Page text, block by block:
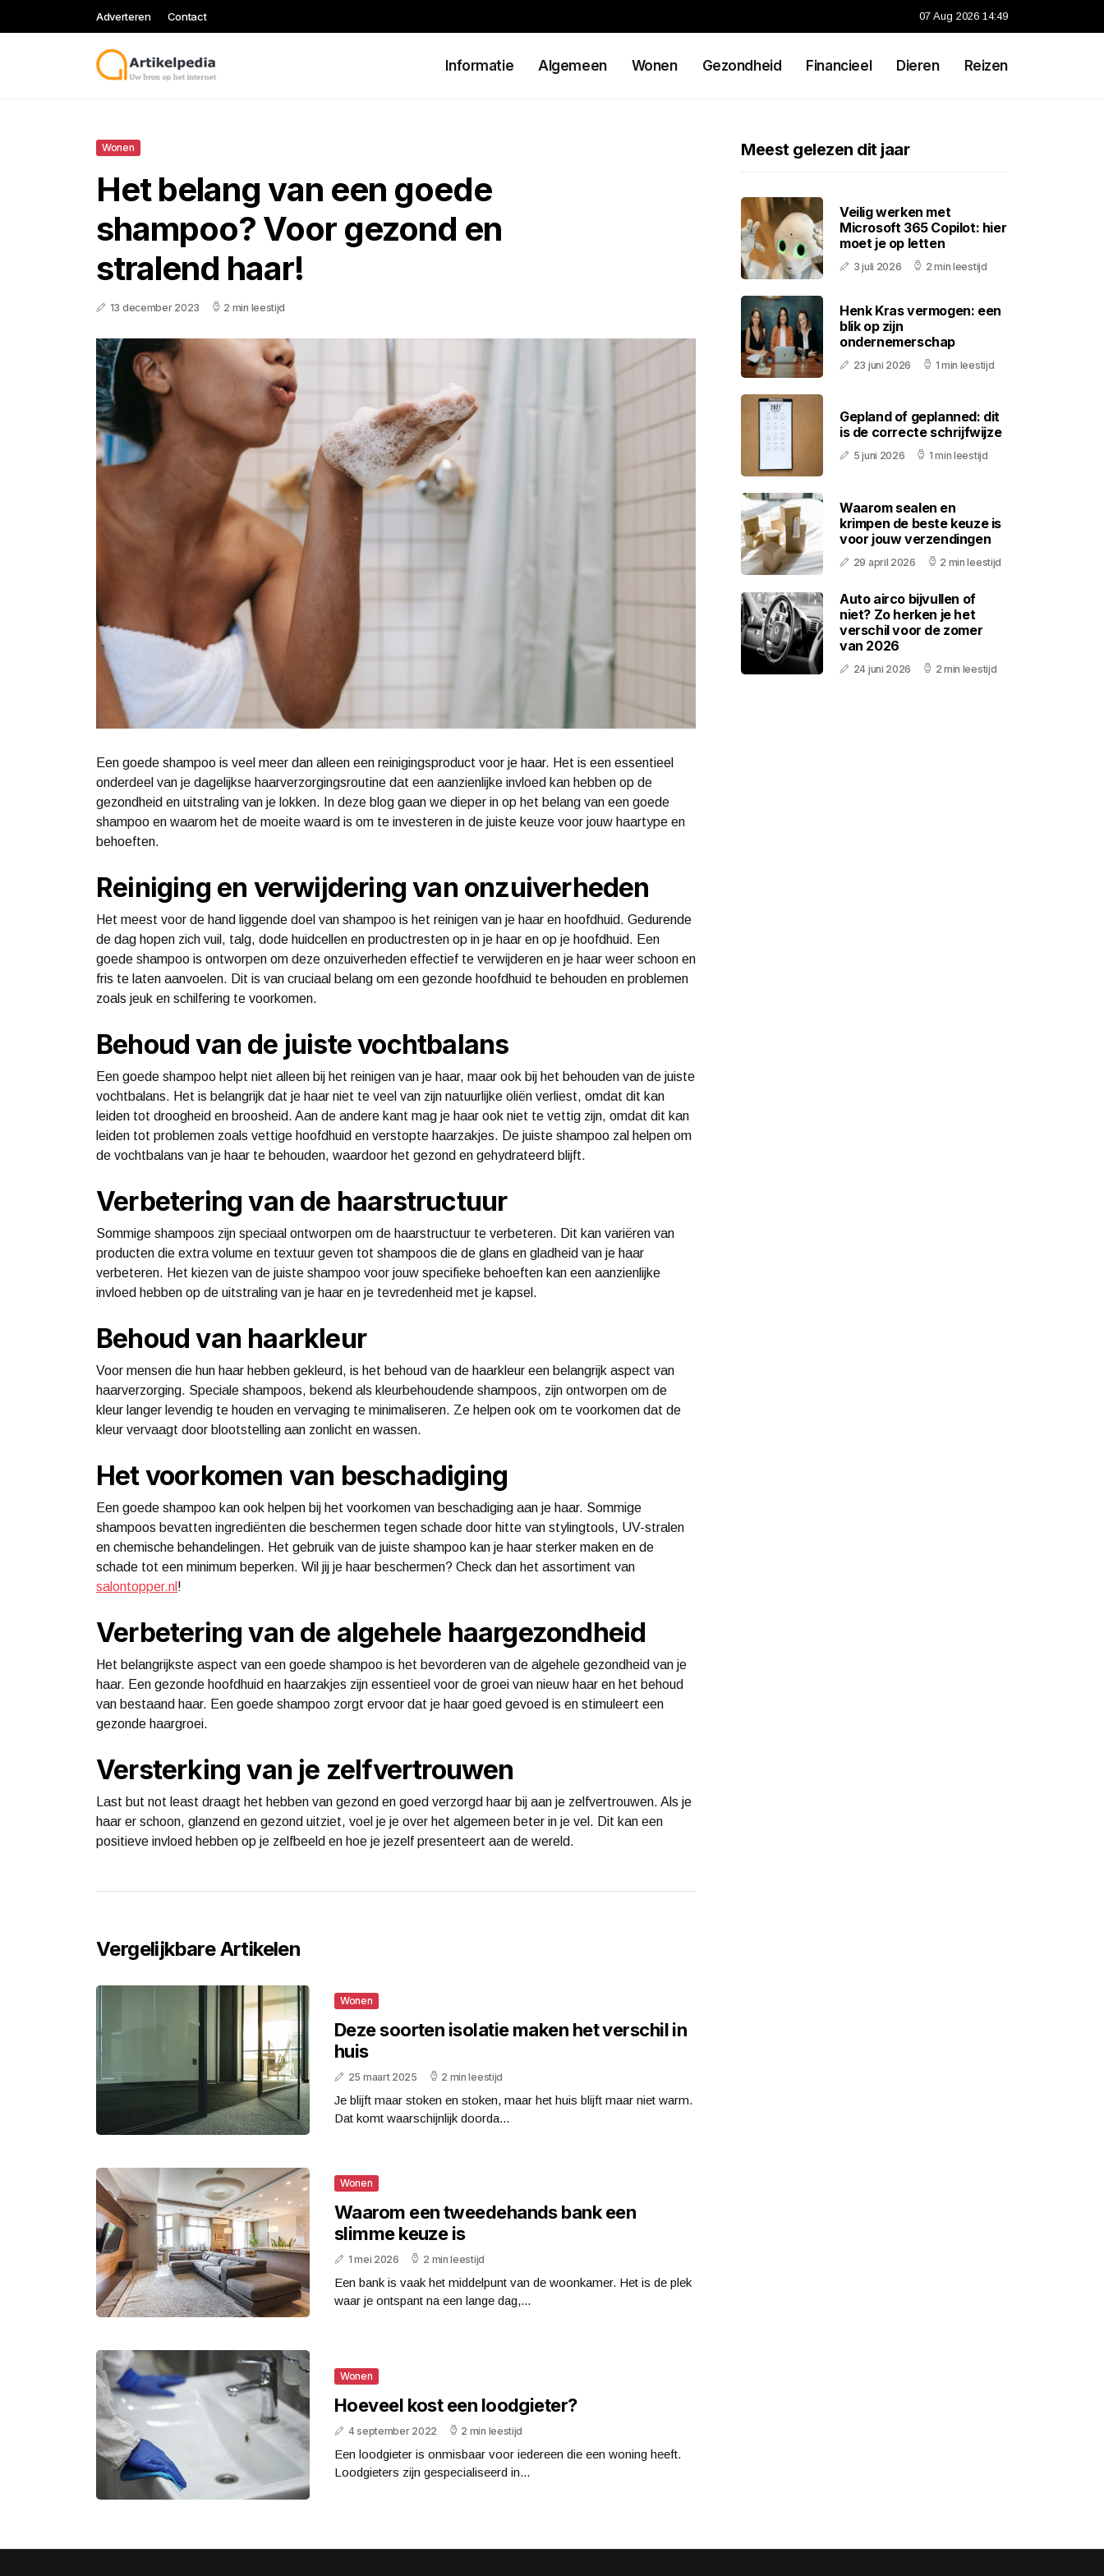
Adverteren Contact 07 Aug 2026 14:49
Informatie Algemeen Wonen Gezondheid Financieel Dieren Reizen
Wonen
Het belang van een goede
shampoo? Voor gezond en
stralend haar!
13 december 2023 2 min leestijd
Een goede shampoo is veel meer dan alleen een reinigingsproduct voor je haar. Het is een essentieel
onderdeel van je dagelijkse haarverzorgingsroutine dat een aanzienlijke invloed kan hebben op de
gezondheid en uitstraling van je lokken. In deze blog gaan we dieper in op het belang van een goede
shampoo en waarom het de moeite waard is om te investeren in de juiste keuze voor jouw haartype en
behoeften.
Reiniging en verwijdering van onzuiverheden
Het meest voor de hand liggende doel van shampoo is het reinigen van je haar en hoofdhuid. Gedurende
de dag hopen zich vuil, talg, dode huidcellen en productresten op in je haar en op je hoofdhuid. Een
goede shampoo is ontworpen om deze onzuiverheden effectief te verwijderen en je haar weer schoon en
fris te laten aanvoelen. Dit is van cruciaal belang om een gezonde hoofdhuid te behouden en problemen
zoals jeuk en schilfering te voorkomen.
Behoud van de juiste vochtbalans
Een goede shampoo helpt niet alleen bij het reinigen van je haar, maar ook bij het behouden van de juiste
vochtbalans. Het is belangrijk dat je haar niet te veel van zijn natuurlijke oliën verliest, omdat dit kan
leiden tot droogheid en broosheid. Aan de andere kant mag je haar ook niet te vettig zijn, omdat dit kan
leiden tot problemen zoals vettige hoofdhuid en verstopte haarzakjes. De juiste shampoo zal helpen om
de vochtbalans van je haar te behouden, waardoor het gezond en gehydrateerd blijft.
Verbetering van de haarstructuur
Sommige shampoos zijn speciaal ontworpen om de haarstructuur te verbeteren. Dit kan variëren van
producten die extra volume en textuur geven tot shampoos die de glans en gladheid van je haar
verbeteren. Het kiezen van de juiste shampoo voor jouw specifieke behoeften kan een aanzienlijke
invloed hebben op de uitstraling van je haar en je tevredenheid met je kapsel.
Behoud van haarkleur
Voor mensen die hun haar hebben gekleurd, is het behoud van de haarkleur een belangrijk aspect van
haarverzorging. Speciale shampoos, bekend als kleurbehoudende shampoos, zijn ontworpen om de
kleur langer levendig te houden en vervaging te minimaliseren. Ze helpen ook om te voorkomen dat de
kleur vervaagt door blootstelling aan zonlicht en wassen.
Het voorkomen van beschadiging
Een goede shampoo kan ook helpen bij het voorkomen van beschadiging aan je haar. Sommige
shampoos bevatten ingrediënten die beschermen tegen schade door hitte van stylingtools, UV-stralen
en chemische behandelingen. Het gebruik van de juiste shampoo kan je haar sterker maken en de
schade tot een minimum beperken. Wil jij je haar beschermen? Check dan het assortiment van
salontopper.nl !
Verbetering van de algehele haargezondheid
Het belangrijkste aspect van een goede shampoo is het bevorderen van de algehele gezondheid van je
haar. Een gezonde hoofdhuid en haarzakjes zijn essentieel voor de groei van nieuw haar en het behoud
van bestaand haar. Een goede shampoo zorgt ervoor dat je haar goed gevoed is en stimuleert een
gezonde haargroei.
Versterking van je zelfvertrouwen
Last but not least draagt het hebben van gezond en goed verzorgd haar bij aan je zelfvertrouwen. Als je
haar er schoon, glanzend en gezond uitziet, voel je je over het algemeen beter in je vel. Dit kan een
positieve invloed hebben op je zelfbeeld en hoe je jezelf presenteert aan de wereld.
Vergelijkbare Artikelen
Wonen
Deze soorten isolatie maken het verschil in
huis
25 maart 2025 2 min leestijd
Je blijft maar stoken en stoken, maar het huis blijft maar niet warm.
Dat komt waarschijnlijk doorda...
Wonen
Waarom een tweedehands bank een
slimme keuze is
1 mei 2026 2 min leestijd
Een bank is vaak het middelpunt van de woonkamer. Het is de plek
waar je ontspant na een lange dag,...
Wonen
Hoeveel kost een loodgieter?
4 september 2022 2 min leestijd
Een loodgieter is onmisbaar voor iedereen die een woning heeft.
Loodgieters zijn gespecialiseerd in...
Meest gelezen dit jaar
Veilig werken met
Microsoft 365 Copilot: hier
moet je op letten
3 juli 2026 2 min leestijd
Henk Kras vermogen: een
blik op zijn
ondernemerschap
23 juni 2026 1 min leestijd
Gepland of geplanned: dit
is de correcte schrijfwijze
5 juni 2026 1 min leestijd
Waarom sealen en
krimpen de beste keuze is
voor jouw verzendingen
29 april 2026 2 min leestijd
Auto airco bijvullen of
niet? Zo herken je het
verschil voor de zomer
van 2026
24 juni 2026 2 min leestijd